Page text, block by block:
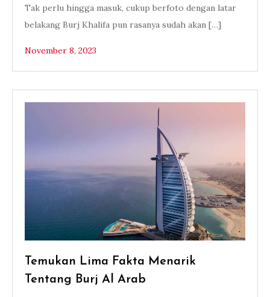
Tak perlu hingga masuk, cukup berfoto dengan latar
belakang Burj Khalifa pun rasanya sudah akan […]
November 8, 2023
Temukan Lima Fakta Menarik
Tentang Burj Al Arab